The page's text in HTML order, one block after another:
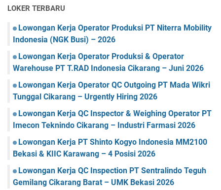
LOKER TERBARU
Lowongan Kerja Operator Produksi PT Niterra Mobility
Indonesia (NGK Busi) – 2026
Lowongan Kerja Operator Produksi & Operator
Warehouse PT T.RAD Indonesia Cikarang – Juni 2026
Lowongan Kerja Operator QC Outgoing PT Mada Wikri
Tunggal Cikarang – Urgently Hiring 2026
Lowongan Kerja QC Inspector & Weighing Operator PT
Imecon Teknindo Cikarang – Industri Farmasi 2026
Lowongan Kerja PT Shinto Kogyo Indonesia MM2100
Bekasi & KIIC Karawang – 4 Posisi 2026
Lowongan Kerja QC Inspection PT Sentralindo Teguh
Gemilang Cikarang Barat – UMK Bekasi 2026